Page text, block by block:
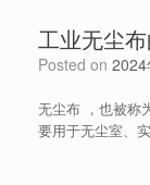
工业无尘
Posted on 2024
无尘布 ，也被称
要用于无尘室、